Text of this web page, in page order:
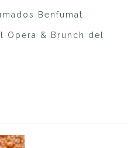
Benfumat
Opera & Brunch del